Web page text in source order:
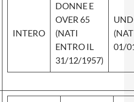
INTERO
DONNE E
OVER 65
(NATI
ENTRO IL
31/12/1957)
01/